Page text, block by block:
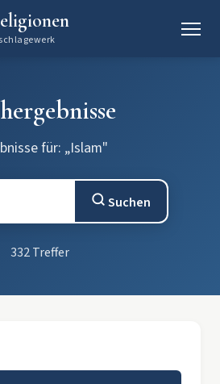
für: „Islam"
Suchen
332 Treffer